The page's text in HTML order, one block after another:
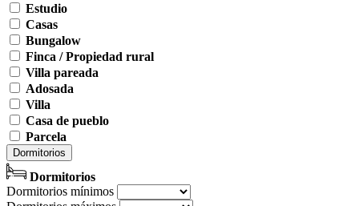
Estudio
Casas
Bungalow
Finca / Propiedad rural
Villa pareada
Adosada
Villa
Casa de pueblo
Parcela
Dormitorios
Dormitorios
Dormitorios mínimos